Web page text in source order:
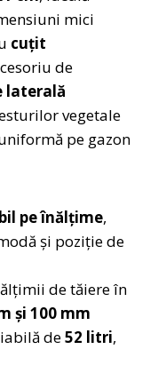
mici
cuțit
de
laterală
vegetale
pe gazon
pe înălțime,
și poziție de
de tăiere în
și 100 mm
de52 litri,